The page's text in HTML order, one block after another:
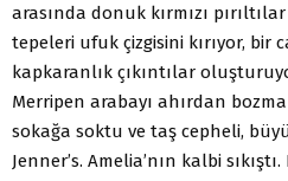
arasında donuk kırmızı
tepeleri ufuk çizgisini kırıyor, bir
kapkaranlık çıkıntılar
Merripen arabayı ahırdan
sokağa soktu ve taş cepheli,
Jenner’s. Amelia’nın kalbi